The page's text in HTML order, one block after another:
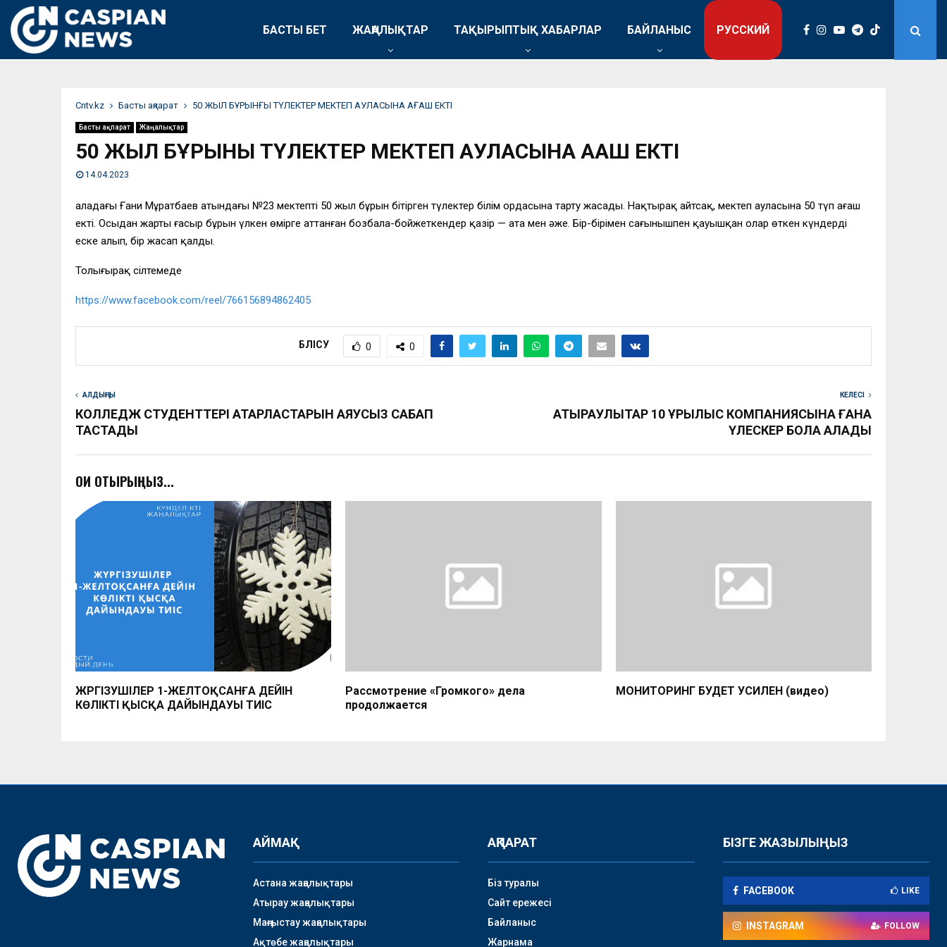
БАСТЫ БЕТ ЖАҢАЛЫҚТАР ТАҚЫРЫПТЫҚ ХАБАРЛАР БАЙЛАНЫС РУССКИЙ
Сntv.kz Басты ақпарат 50 ЖЫЛ БҰРЫНҒЫ ТҮЛЕКТЕР МЕКТЕП АУЛАСЫНА АҒАШ ЕКТІ
Басты ақпарат Жаңалықтар
50 ЖЫЛ БҰРЫНҒЫ ТҮЛЕКТЕР МЕКТЕП АУЛАСЫНА АҒАШ ЕКТІ
14.04.2023
Қаладағы Ғани Мұратбаев атындағы №23 мектепті 50 жыл бұрын бітірген түлектер білім ордасына тарту жасады. Нақтырақ айтсақ, мектеп ауласына 50 түп ағаш
екті. Осыдан жарты ғасыр бұрын үлкен өмірге аттанған бозбала-бойжеткендер қазір — ата мен әже. Бір-бірімен сағынышпен қауышқан олар өткен күндерді
еске алып, бір жасап қалды.
Толығырақ сілтемеде
https://www.facebook.com/reel/766156894862405
БӨЛІСУ 0 0
АЛДЫҢҒЫ
КОЛЛЕДЖ СТУДЕНТТЕРІ ҚАТАРЛАСТАРЫН АЯУСЫЗ САБАП
ТАСТАДЫ
КЕЛЕСІ
АТЫРАУЛЫҚТАР 10 ҚҰРЫЛЫС КОМПАНИЯСЫНА ҒАНА
ҮЛЕСКЕР БОЛА АЛАДЫ
ОҚИ ОТЫРЫҢЫЗ...
ЖҮРГІЗУШІЛЕР 1-ЖЕЛТОҚСАНҒА ДЕЙІН
КӨЛІКТІ ҚЫСҚА ДАЙЫНДАУЫ ТИІС
Рассмотрение «Громкого» дела
продолжается
МОНИТОРИНГ БУДЕТ УСИЛЕН (видео)
АЙМАҚ
Астана жаңалықтары
Атырау жаңалықтары
Маңғыстау жаңалықтары
Ақтөбе жаңалықтары
АҚПАРАТ
Біз туралы
Сайт ережесі
Байланыс
Жарнама
БІЗГЕ ЖАЗЫЛЫҢЫЗ
FACEBOOK LIKE
INSTAGRAM FOLLOW